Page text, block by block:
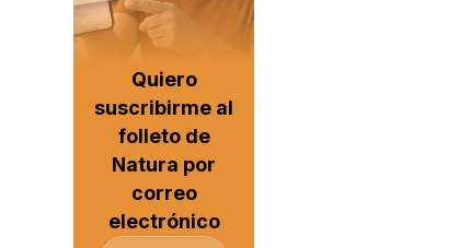
Quiero
suscribirme al
folleto de
Natura por
correo
electrónico